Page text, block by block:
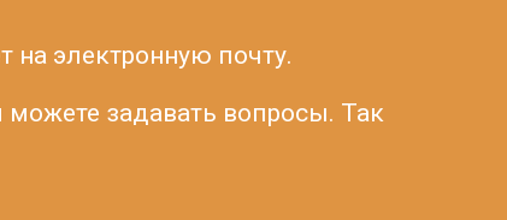
на электронную почту.
можете задавать вопросы. Так